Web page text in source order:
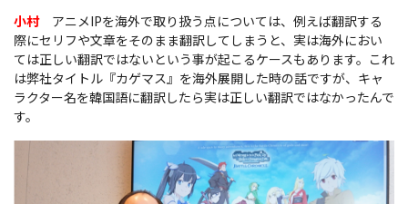
小村アニメIPを海外で取り扱う点については、例えば翻訳する
際にセリフや文章をそのまま翻訳してしまうと、実は海外におい
ては正しい翻訳ではないという事が起こるケースもあります。これ
は弊社タイトル『カゲマス』を海外展開した時の話ですが、キャ
ラクター名を韓国語に翻訳したら実は正しい翻訳ではなかったんで
す。